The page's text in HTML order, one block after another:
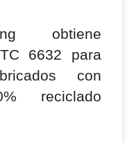
obtiene
6632 para
con
reciclado